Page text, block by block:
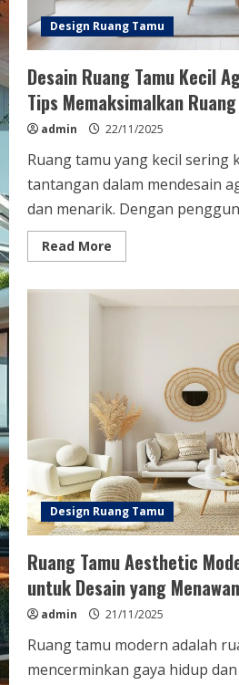
Design Ruang Tamu
Desain Ruang Tamu Kecil
Tips Memaksimalkan
admin 22/11/2025
Ruang tamu yang kecil sering
tantangan dalam mendesain
dan menarik. Dengan
Read More
more
Ruang
Tamu
Memaksimalkan
Ruang
Anda
Design Ruang Tamu
Ruang Tamu Aesthetic
untuk Desain yang Menawan
admin 21/11/2025
Ruang tamu modern adalah
mencerminkan gaya hidup